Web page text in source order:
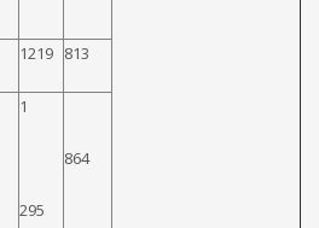
1219 813
1
295
864